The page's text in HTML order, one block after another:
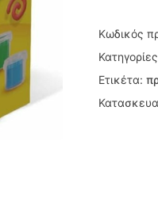
Κωδικός
Ετικέτα: